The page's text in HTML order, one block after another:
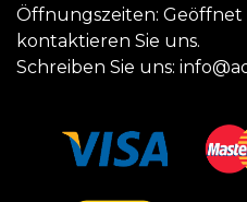
Öffnungszeiten: Geöffnet
kontaktieren Sie uns.
Schreiben Sie uns: